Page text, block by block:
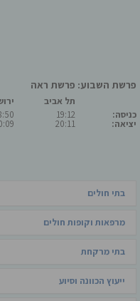
פרשת השבוע: פרשת ראה
כניסה:
יציאה:
תל אביב
19:12
20:11
בתי חולים
מרפאות וקופות חולים
בתי מרקחת
ייעוץ הכוונה וסיוע